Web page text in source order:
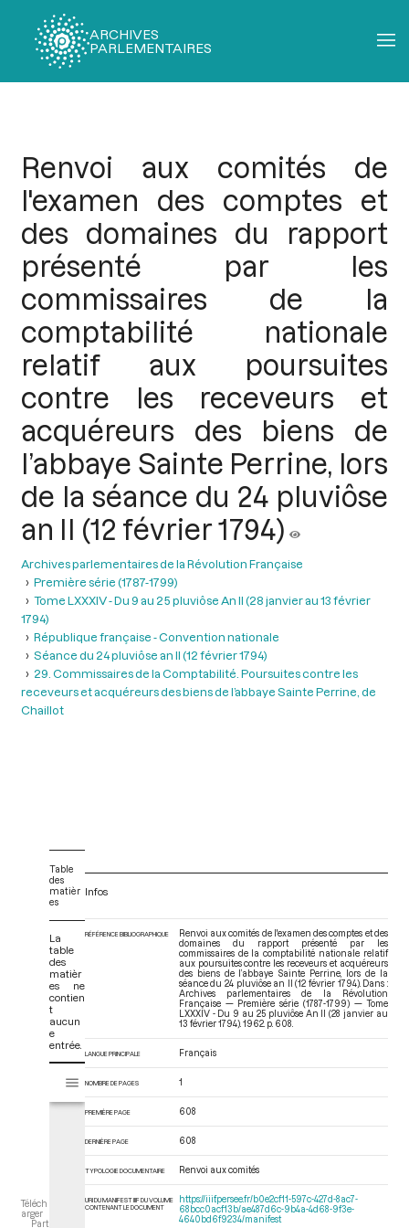
ARCHIVES
PARLEMENTAIRES
Renvoi aux comités de
l'examen des comptes et
des domaines du rapport
présenté par les
commissaires de la
comptabilité nationale
relatif aux poursuites
contre les receveurs et
acquéreurs des biens de
l’abbaye Sainte Perrine, lors
de la séance du 24 pluviôse
an II (12 février 1794)
Archives parlementaires de la Révolution Française
Première série (1787-1799)
Tome LXXXIV - Du 9 au 25 pluviôse An II (28 janvier au 13 février
1794)
République française - Convention nationale
Séance du 24 pluviôse an II (12 février 1794)
29. Commissaires de la Comptabilité. Poursuites contre les
receveurs et acquéreurs des biens de l’abbaye Sainte Perrine, de
Chaillot
Téléch
arger
Part
Table
des
matièr
es
La
table
des
matièr
es ne
contien
t
aucun
e
entrée.
s
Tome LXXXIV - Du 9 au 25 pluviôse An II (28 janvier au 13 février 1794)
Infos
RÉFÉRENCE BIBLIOGRAPHIQUE
Renvoi aux comités de l'examen des comptes et des
domaines du rapport présenté par les
commissaires de la comptabilité nationale relatif
aux poursuites contre les receveurs et acquéreurs
des biens de l’abbaye Sainte Perrine, lors de la
séance du 24 pluviôse an II (12 février 1794). Dans :
Archives parlementaires de la Révolution
Française — Première série (1787-1799) — Tome
LXXXIV - Du 9 au 25 pluviôse An II (28 janvier au
13 février 1794). 1962. p. 608.
LANGUE PRINCIPALE Français
NOMBRE DE PAGES 1
PREMIÈRE PAGE 608
DERNIÈRE PAGE 608
TYPOLOGIE DOCUMENTAIRE Renvoi aux comités
URI DU MANIFEST IIIF DU VOLUME
CONTENANT LE DOCUMENT
https://iiif.persee.fr/b0e2cf11-597c-427d-8ac7-
68bcc0acf13b/ae487d6c-9b4a-4d68-9f3e-
4640bd6f9234/manifest